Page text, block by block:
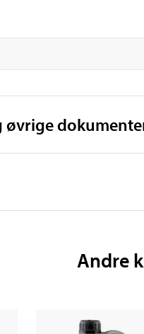
øvrige
Andre